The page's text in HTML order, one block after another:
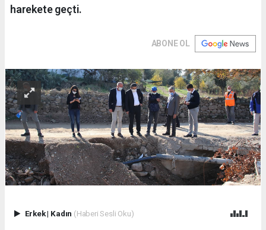
harekete geçti.
ABONE OL
Erkek| Kadın (Haberi Sesli Oku)